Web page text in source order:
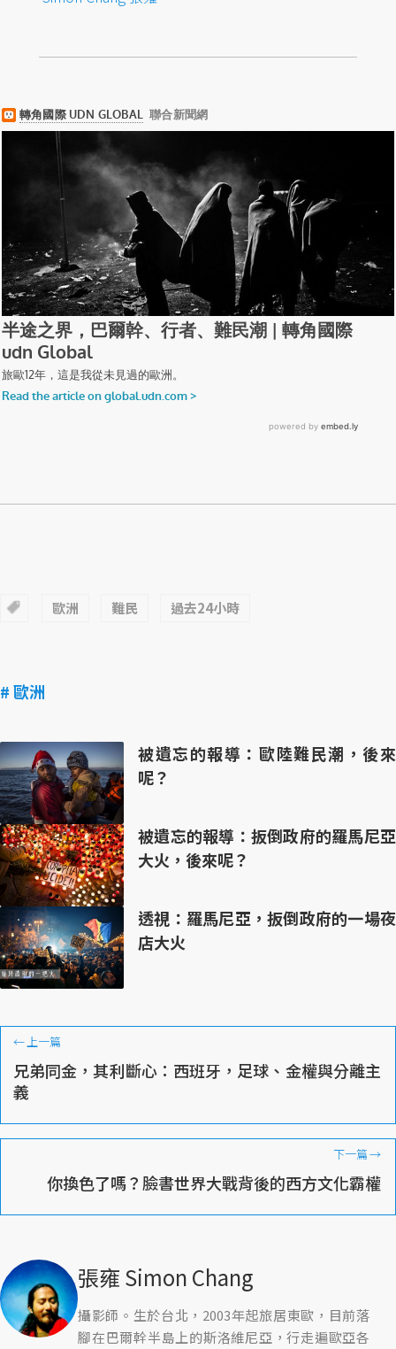
歐洲 難民 過去24小時
# 歐洲
被遺忘的報導：歐陸難民潮，後來
呢？
被遺忘的報導：扳倒政府的羅馬尼亞
大火，後來呢？
透視：羅馬尼亞，扳倒政府的一場夜
店大火
←上一篇
兄弟同金，其利斷心：西班牙，足球、金權與分離主
義
下一篇→
你換色了嗎？臉書世界大戰背後的西方文化霸權
張雍 Simon Chang
攝影師。生於台北，2003年起旅居東歐，目前落
腳在巴爾幹半島上的斯洛維尼亞，行走遍歐亞各